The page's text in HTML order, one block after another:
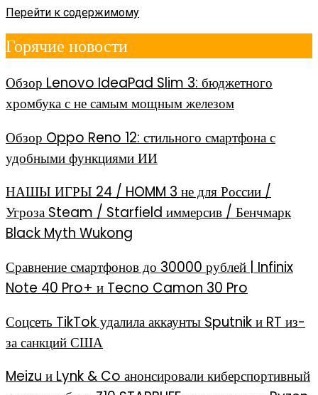
Перейти к содержимому
Горячие новости
Обзор Lenovo IdeaPad Slim 3: бюджетного
хромбука с не самым мощным железом
Обзор Oppo Reno 12: стильного смартфона с
удобными функциями ИИ
НАШЫ ИГРЫ 24 / HOMM 3 не для России /
Угроза Steam / Starfield иммерсив / Бенчмарк
Black Myth Wukong
Сравнение смартфонов до 30000 рублей | Infinix
Note 40 Pro+ и Tecno Camon 30 Pro
Соцсеть TikTok удалила аккаунты Sputnik и RT из-
за санкций США
Meizu и Lynk & Co анонсировали киберспортивный